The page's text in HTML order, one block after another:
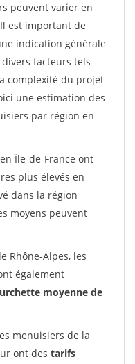
peuvent varier en
est important de
indication générale
facteurs tels
complexité du projet
une estimation des
par région en
Île-de-France ont
plus élevés en
dans la région
moyens peuvent
Rhône-Alpes, les
également
moyenne de
menuisiers de la
ont des tarifs